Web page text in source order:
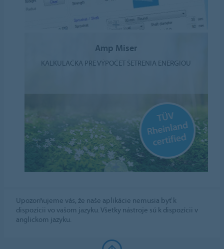
Amp Miser
KALKULAČKA PRE VÝPOČET ŠETRENIA ENERGIOU
Upozorňujeme vás, že naše aplikácie nemusia byť k
dispozícii vo vašom jazyku. Všetky nástroje sú k dispozícii v
anglickom jazyku.